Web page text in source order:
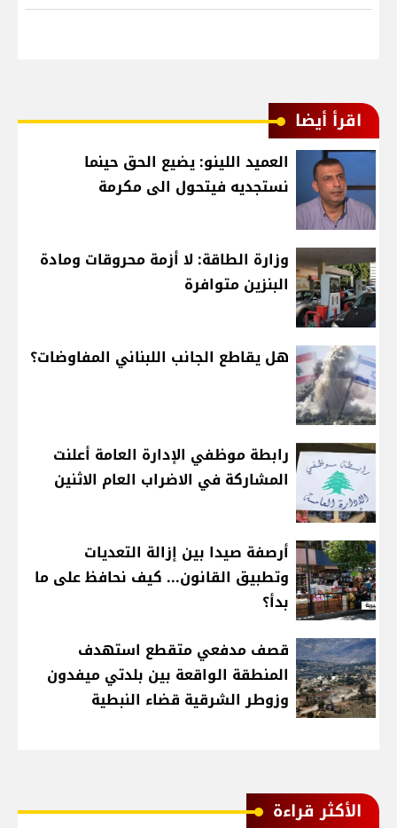
اقرأ أيضا
العميد اللينو: يضيع الحق حينما
نستجديه فيتحول الى مكرمة
وزارة الطاقة: لا أزمة محروقات ومادة
البنزين متوافرة
هل يقاطع الجانب اللبناني المفاوضات؟
رابطة موظفي الإدارة العامة أعلنت
المشاركة في الاضراب العام الاثنين
أرصفة صيدا بين إزالة التعديات
وتطبيق القانون... كيف نحافظ على ما
بدأ؟
قصف مدفعي متقطع استهدف
المنطقة الواقعة بين بلدتي ميفدون
وزوطر الشرقية قضاء النبطية
الأكثر قراءة